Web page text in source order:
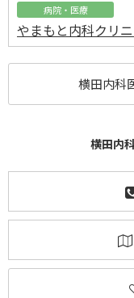
病院・医療
やまもと内科クリ
横田内科
横田内